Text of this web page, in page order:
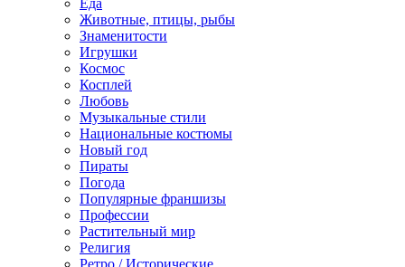
Еда
Животные, птицы, рыбы
Знаменитости
Игрушки
Космос
Косплей
Любовь
Музыкальные стили
Национальные костюмы
Новый год
Пираты
Погода
Популярные франшизы
Профессии
Растительный мир
Религия
Ретро / Исторические